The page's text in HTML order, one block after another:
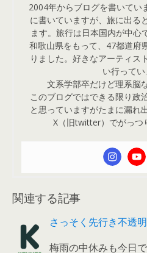
2004年からブログを書いてい
に書いていますが、旅に出る
ます。旅行は日本国内が中心
和歌山県をもって、47都道府
りました。好きなアーティス
い行ってい
文系学部卒だけど理系脳
このブログではできる限り政
と思っていますがたまに漏れ
X（旧twitter）でがっつ
関連する記事
さっそく先行き不透明
梅雨の中休みも今日